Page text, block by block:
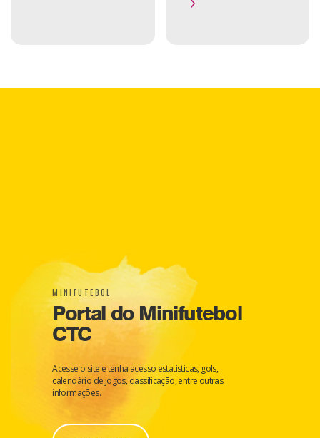
MINIFUTEBOL
Portal do Minifutebol
CTC
Acesse o site e tenha acesso estatísticas, gols,
calendário de jogos, classificação, entre outras
informações.